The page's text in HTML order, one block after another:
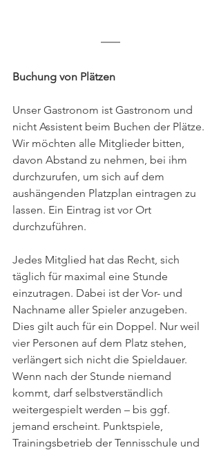
Buchung von Plätzen
Unser Gastronom ist Gastronom und
nicht Assistent beim Buchen der Plätze.
Wir möchten alle Mitglieder bitten,
davon Abstand zu nehmen, bei ihm
durchzurufen, um sich auf dem
aushängenden Platzplan eintragen zu
lassen. Ein Eintrag ist vor Ort
durchzuführen.
Jedes Mitglied hat das Recht, sich
täglich für maximal eine Stunde
einzutragen. Dabei ist der Vor- und
Nachname aller Spieler anzugeben.
Dies gilt auch für ein Doppel. Nur weil
vier Personen auf dem Platz stehen,
verlängert sich nicht die Spieldauer.
Wenn nach der Stunde niemand
kommt, darf selbstverständlich
weitergespielt werden – bis ggf.
jemand erscheint. Punktspiele,
Trainingsbetrieb der Tennisschule und